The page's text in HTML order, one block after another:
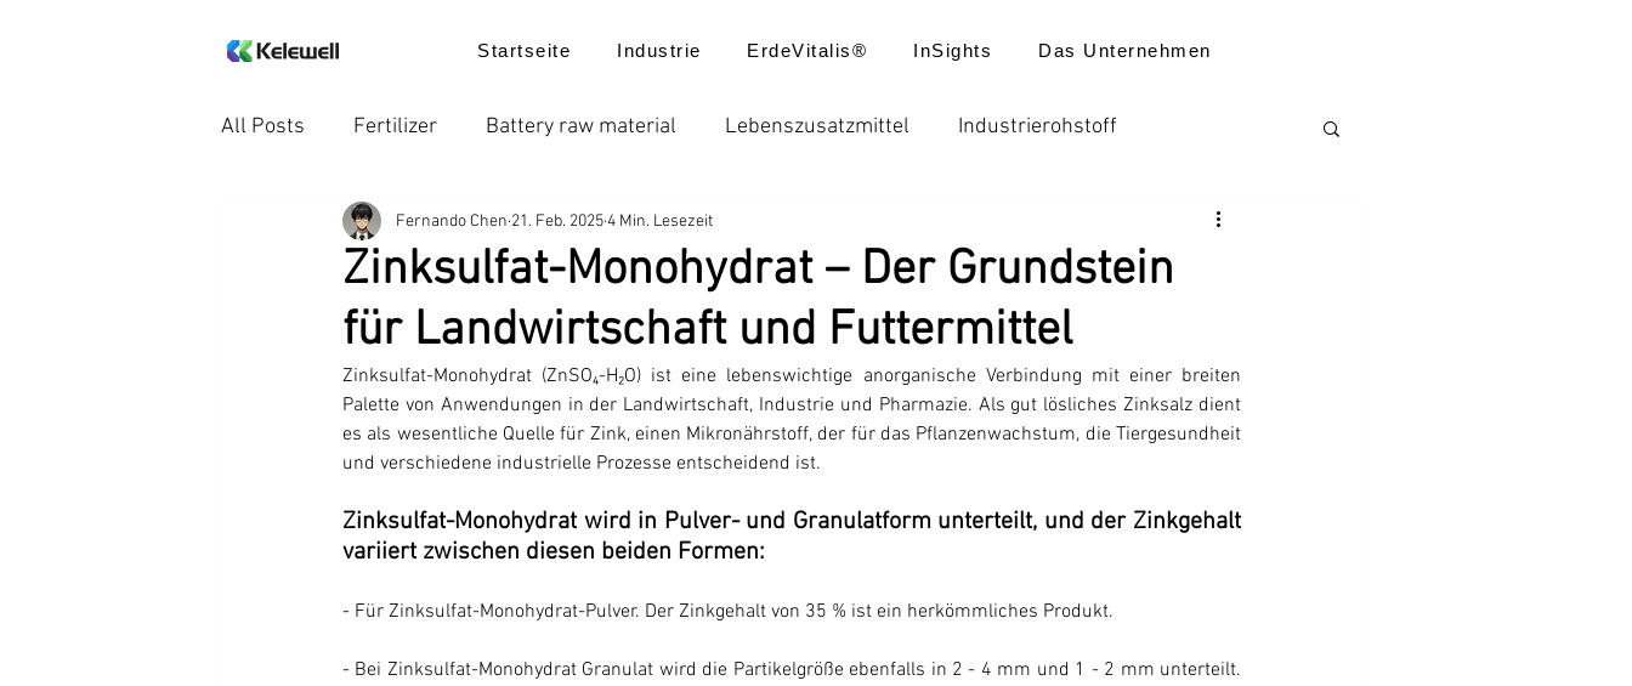
Startseite Industrie ErdeVitalis® InSights Das Unternehmen
All Posts Fertilizer Battery raw material Lebenszusatzmittel Industrierohstoff
Internationale Handelsregelungen Düngemittel
Nachricht Lebensmittelzusatzstoffe Globale Düngerpreise Chelatdünger
Trends in der Industrie Preisentwicklung Produktanwendungen Neuigkeiten zum Unternehmen
ErdeVitalis ErdeVitalis
Zinksulfat-Monohydrat – Der Grundstein
für Landwirtschaft und Futtermittel
Fernando Chen 21. Feb. 20254 Min. Lesezeit
Zinksulfat-Monohydrat (ZnSO₄-H₂O) ist eine lebenswichtige anorganische Verbindung mit einer breiten
Palette von Anwendungen in der Landwirtschaft, Industrie und Pharmazie. Als gut lösliches Zinksalz dient
es als wesentliche Quelle für Zink, einen Mikronährstoff, der für das Pflanzenwachstum, die Tiergesundheit
und verschiedene industrielle Prozesse entscheidend ist.
Zinksulfat-Monohydrat wird in Pulver- und Granulatform unterteilt, und der Zinkgehalt
variiert zwischen diesen beiden Formen:
- Für Zinksulfat-Monohydrat-Pulver. Der Zinkgehalt von 35 % ist ein herkömmliches Produkt.
- Bei Zinksulfat-Monohydrat Granulat wird die Partikelgröße ebenfalls in 2 - 4 mm und 1 - 2 mm unterteilt.